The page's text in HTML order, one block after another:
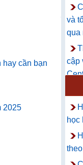
hay cần bạn
2025
và
qua
cập
học